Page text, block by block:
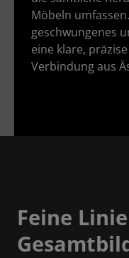
Möbeln
geschwungenes
eine klare,
Verbindung aus
Feine